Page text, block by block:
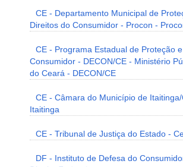
CE - Departamento Municipal de
Direitos do Consumidor - Procon -
CE - Programa Estadual de Proteção
Consumidor - DECON/CE - Ministério
do Ceará - DECON/CE
CE - Câmara do Município de
Itaitinga
CE - Tribunal de Justiça do Estado -
DF - Instituto de Defesa do